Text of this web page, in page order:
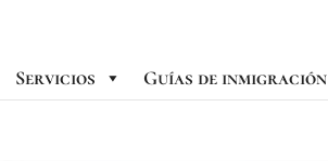
Servicios Guías de inmigración